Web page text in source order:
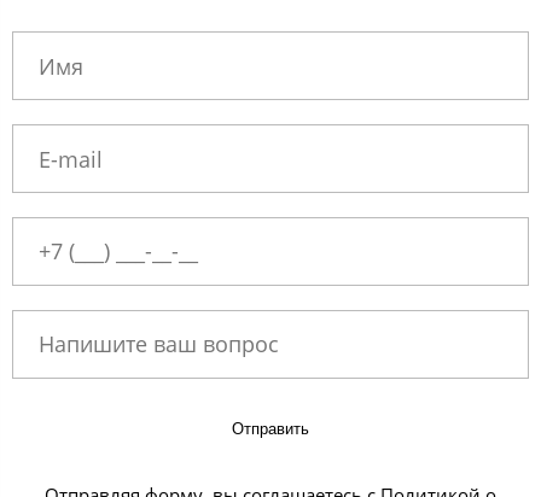
Отправить